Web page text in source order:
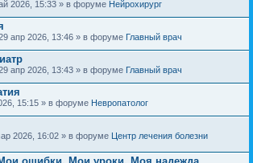
2026, 15:33 » в форуме Нейрохирург
апр 2026, 13:46 » в форуме Главный врач
апр 2026, 13:43 » в форуме Главный врач
15:15 » в форуме Невропатолог
2026, 16:02 » в форуме Центр лечения болезни
ошибки. Мои уроки. Моя надежда